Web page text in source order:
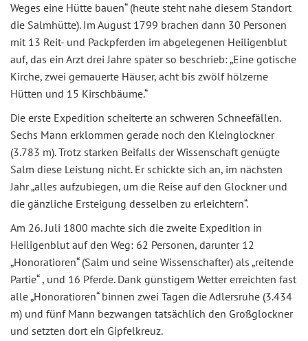
Weges eine Hütte bauen“ (heute steht nahe diesem Standort
die Salmhütte). Im August 1799 brachen dann 30 Personen
mit 13 Reit- und Packpferden im abgelegenen Heiligenblut
auf, das ein Arzt drei Jahre später so beschrieb: „Eine gotische
Kirche, zwei gemauerte Häuser, acht bis zwölf hölzerne
Hütten und 15 Kirschbäume.“
Die erste Expedition scheiterte an schweren Schneefällen.
Sechs Mann erklommen gerade noch den Kleinglockner
(3.783 m). Trotz starken Beifalls der Wissenschaft genügte
Salm diese Leistung nicht. Er schickte sich an, im nächsten
Jahr „alles aufzubiegen, um die Reise auf den Glockner und
die gänzliche Ersteigung desselben zu erleichtern“.
Am 26. Juli 1800 machte sich die zweite Expedition in
Heiligenblut auf den Weg: 62 Personen, darunter 12
„Honoratioren“ (Salm und seine Wissenschafter) als „reitende
Partie“ , und 16 Pferde. Dank günstigem Wetter erreichten fast
alle „Honoratioren“ binnen zwei Tagen die Adlersruhe (3.434
m) und fünf Mann bezwangen tatsächlich den Großglockner
und setzten dort ein Gipfelkreuz.